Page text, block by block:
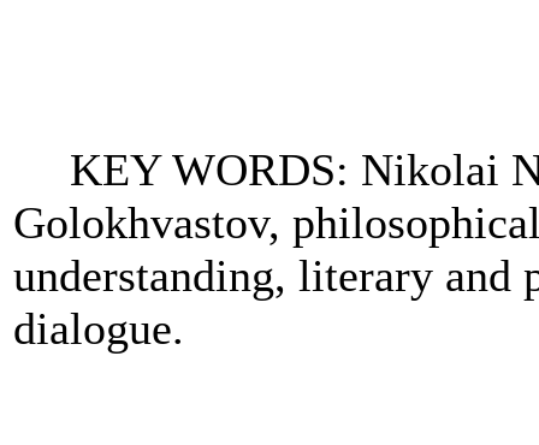
KEY WORDS: Nikolai
Golokhvastov,
understanding, literary and
dialogue.